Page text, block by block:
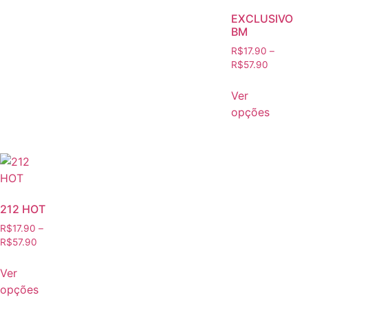
EXCLUSIVO
BM
R$17.90 –
R$57.90
Ver
opções
212 HOT
R$17.90 –
R$57.90
Ver
opções